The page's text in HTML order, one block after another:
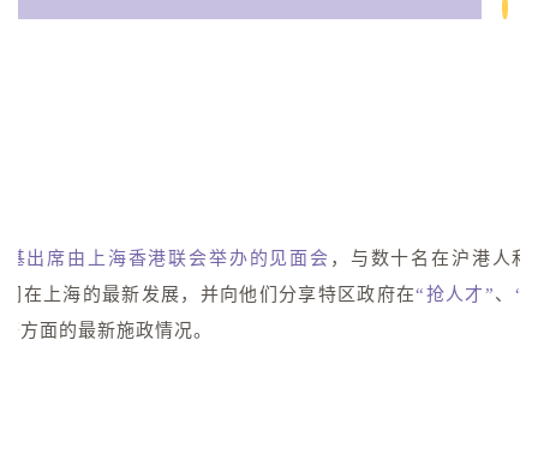
基出席由 上海香港联会举办的见面会 ，与数十名在沪港人和
在上海的最新发展，并向他们分享特区政府在“抢人才”、 “
等方面的最新施政情况。